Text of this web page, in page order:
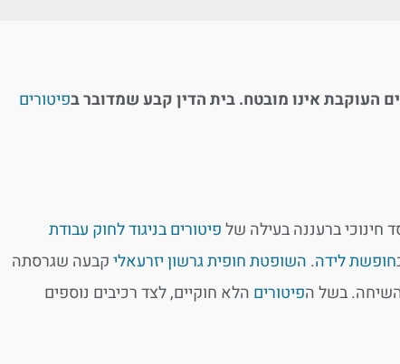
העוקבת אינו מובטח. בית הדין קבע שמדובר בפיטורים
חינוכי ברעננה בעילה שלפיטורים בניגוד לחוק עבודת
חופשת לידה. השופטת חופית גרשון יזרעאליקבעה שגרסתה
בשל הפיטורים הלא חוקיים, לצד רכיבים נוספים